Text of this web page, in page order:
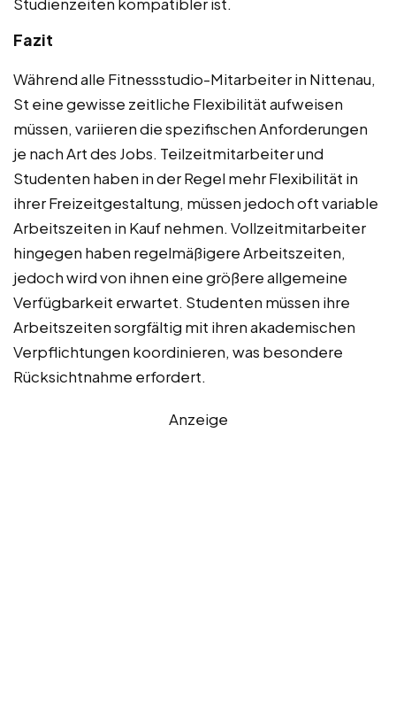
Fazit
Während alle Fitnessstudio-Mitarbeiter in Nittenau,
St eine gewisse zeitliche Flexibilität aufweisen
müssen, variieren die spezifischen Anforderungen
je nach Art des Jobs. Teilzeitmitarbeiter und
Studenten haben in der Regel mehr Flexibilität in
ihrer Freizeitgestaltung, müssen jedoch oft variable
Arbeitszeiten in Kauf nehmen. Vollzeitmitarbeiter
hingegen haben regelmäßigere Arbeitszeiten,
jedoch wird von ihnen eine größere allgemeine
Verfügbarkeit erwartet. Studenten müssen ihre
Arbeitszeiten sorgfältig mit ihren akademischen
Verpflichtungen koordinieren, was besondere
Rücksichtnahme erfordert.
Anzeige